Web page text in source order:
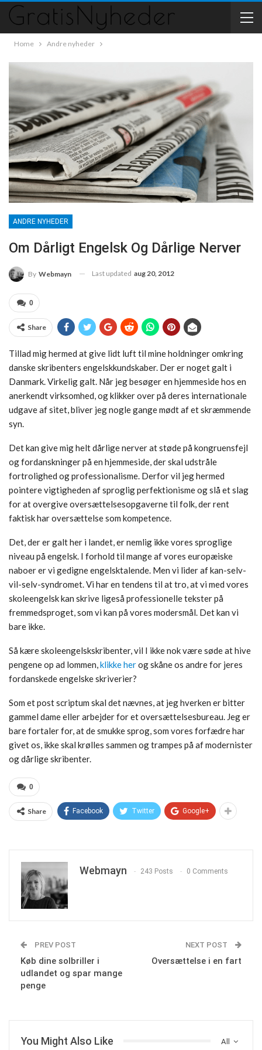
Home Andre nyheder
ANDRE NYHEDER
Om Dårligt Engelsk Og Dårlige Nerver
By Webmayn Last updated aug 20, 2012
0
Share
Tillad mig hermed at give lidt luft til mine holdninger omkring
danske skribenters engelskkundskaber. Der er noget galt i
Danmark. Virkelig galt. Når jeg besøger en hjemmeside hos en
anerkendt virksomhed, og klikker over på deres internationale
udgave af sitet, bliver jeg nogle gange mødt af et skræmmende
syn.
Det kan give mig helt dårlige nerver at støde på kongruensfejl
og fordanskninger på en hjemmeside, der skal udstråle
fortrolighed og professionalisme. Derfor vil jeg hermed
pointere vigtigheden af sproglig perfektionisme og slå et slag
for at overgive oversættelsesopgaverne til folk, der rent
faktisk har oversættelse som kompetence.
Det, der er galt her i landet, er nemlig ikke vores sproglige
niveau på engelsk. I forhold til mange af vores europæiske
naboer er vi gedigne engelsktalende. Men vi lider af kan-selv-
vil-selv-syndromet. Vi har en tendens til at tro, at vi med vores
skoleengelsk kan skrive ligeså professionelle tekster på
fremmedsproget, som vi kan på vores modersmål. Det kan vi
bare ikke.
Så kære skoleengelskskribenter, vil I ikke nok være søde at hive
pengene op ad lommen,klikke herog skåne os andre for jeres
fordanskede engelske skriverier?
Som et post scriptum skal det nævnes, at jeg hverken er bitter
gammel dame eller arbejder for et oversættelsesbureau. Jeg er
bare fortaler for, at de smukke sprog, som vores forfædre har
givet os, ikke skal krølles sammen og trampes på af modernister
og dårlige skribenter.
0
Share Facebook Twitter Google+
Webmayn 243 Posts 0 Comments
PREV POST
Køb dine solbriller i
udlandet og spar mange
penge
NEXT POST
Oversættelse i en fart
All
You Might Also Like